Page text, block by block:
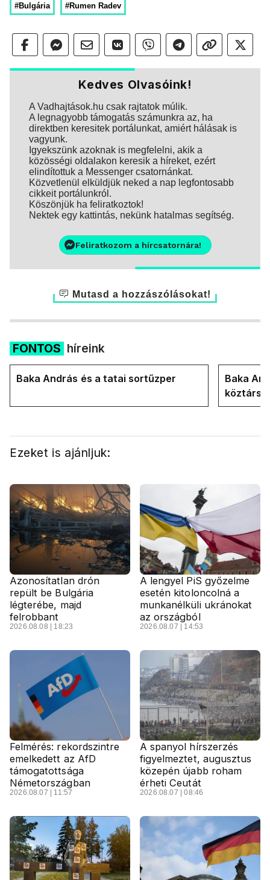
#Bulgária #Rumen Radev
Kedves Olvasóink!
A Vadhajtások.hu csak rajtatok múlik.
A legnagyobb támogatás számunkra az, ha
direktben keresitek portálunkat, amiért hálásak is
vagyunk.
Igyekszünk azoknak is megfelelni, akik a
közösségi oldalakon keresik a híreket, ezért
elindítottuk a Messenger csatornánkat.
Közvetlenül elküldjük neked a nap legfontosabb
cikkeit portálunkról.
Köszönjük ha feliratkoztok!
Nektek egy kattintás, nekünk hatalmas segítség.
Feliratkozom a hírcsatornára!
Mutasd a hozzászólásokat!
FONTOS híreink
Baka András és a tatai sortűzper
Baka
Ezeket is ajánljuk:
Azonosítatlan drón
repült be Bulgária
légterébe, majd
felrobbant
2026.08.08 | 18:23
A lengyel PiS győzelme
esetén kitoloncolná a
munkanélküli ukránokat
az országból
2026.08.07 | 14:53
Felmérés: rekordszintre
emelkedett az AfD
támogatottsága
Németországban
2026.08.07 | 11:57
A spanyol hírszerzés
figyelmeztet, augusztus
közepén újabb roham
érheti Ceutát
2026.08.07 | 08:46